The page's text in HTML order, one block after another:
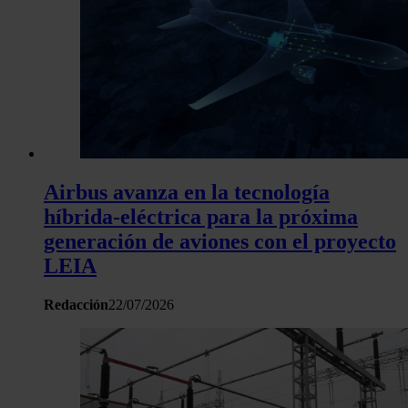
sitio web con nuestros partners de redes sociales,
análisis web, quienes pueden combinarla con otra
haya proporcionado o que hayan recopilado a partir del uso
Airbus avanza en la tecnología
híbrida-eléctrica para la próxima
generación de aviones con el proyecto
LEIA
Redacción22/07/2026